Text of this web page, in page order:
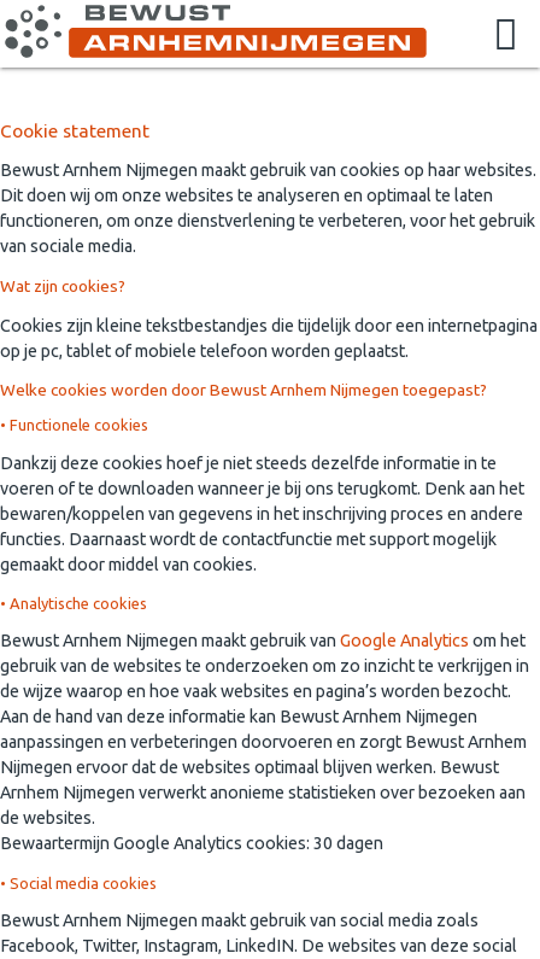
Cookie statement
Bewust Arnhem Nijmegen maakt gebruik van cookies op haar websites.
Dit doen wij om onze websites te analyseren en optimaal te laten
functioneren, om onze dienstverlening te verbeteren, voor het gebruik
van sociale media.
Wat zijn cookies?
Cookies zijn kleine tekstbestandjes die tijdelijk door een internetpagina
op je pc, tablet of mobiele telefoon worden geplaatst.
Welke cookies worden door Bewust Arnhem Nijmegen toegepast?
• Functionele cookies
Dankzij deze cookies hoef je niet steeds dezelfde informatie in te
voeren of te downloaden wanneer je bij ons terugkomt. Denk aan het
bewaren/koppelen van gegevens in het inschrijving proces en andere
functies. Daarnaast wordt de contactfunctie met support mogelijk
gemaakt door middel van cookies.
• Analytische cookies
Bewust Arnhem Nijmegen maakt gebruik van Google Analytics om het
gebruik van de websites te onderzoeken om zo inzicht te verkrijgen in
de wijze waarop en hoe vaak websites en pagina’s worden bezocht.
Aan de hand van deze informatie kan Bewust Arnhem Nijmegen
aanpassingen en verbeteringen doorvoeren en zorgt Bewust Arnhem
Nijmegen ervoor dat de websites optimaal blijven werken. Bewust
Arnhem Nijmegen verwerkt anonieme statistieken over bezoeken aan
de websites.
Bewaartermijn Google Analytics cookies: 30 dagen
• Social media cookies
Bewust Arnhem Nijmegen maakt gebruik van social media zoals
Facebook, Twitter, Instagram, LinkedIN. De websites van deze social